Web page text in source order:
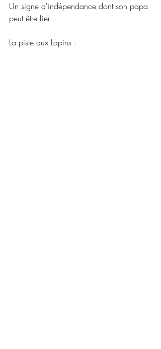
Un signe d'indépendance dont son papa
peut être fier.
La piste aux Lapins :